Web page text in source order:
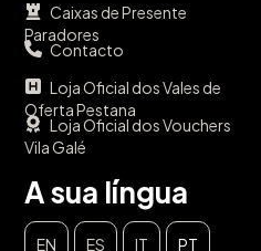
Caixas de Presente
Paradores
Contacto
Loja Oficial dos Vales de
Oferta Pestana
Loja Oficial dos Vouchers
Vila Galé
A sua língua
EN ES IT PT